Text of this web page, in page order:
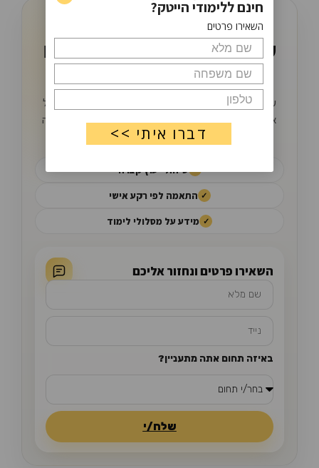
קבלו הכוונה קצרה לפני שאתם
בוחרים מסלול
עולם ההייטק מלא באפשרויות, אבל לא כל מסלול מתאים לכל
אחד. השאירו פרטים ונחזור אליכם עם מידע שיעזור להבין איזה
כיוון יכול להתאים לכם.
שיחת ייעוץ קצרה
התאמה לפי רקע אישי
מידע על מסלולי לימוד
השאירו פרטים ונחזור אליכם
באיזה תחום אתה מתעניין?
שלח/י
חינם ללימודי הייטק?
השאירו פרטים